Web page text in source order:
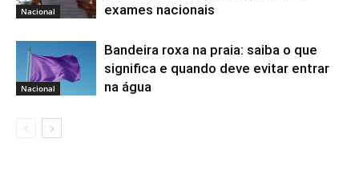
Nacional
exames nacionais
Nacional
Bandeira roxa na praia: saiba o que
significa e quando deve evitar entrar
na água